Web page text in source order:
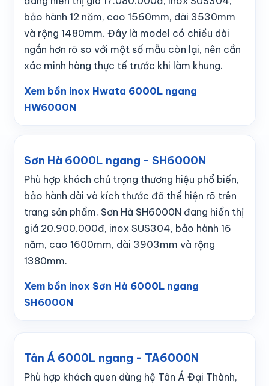
bảo hành 12 năm, cao 1560mm, dài 3530mm
và rộng 1480mm. Đây là model có chiều dài
ngắn hơn rõ so với một số mẫu còn lại, nên cần
xác minh hàng thực tế trước khi làm khung.
Xem bồn inox Hwata 6000L ngang
HW6000N
Sơn Hà 6000L ngang - SH6000N
Phù hợp khách chú trọng thương hiệu phổ biến,
bảo hành dài và kích thước đã thể hiện rõ trên
trang sản phẩm. Sơn Hà SH6000N đang hiển thị
giá 20.900.000đ, inox SUS304, bảo hành 16
năm, cao 1600mm, dài 3903mm và rộng
1380mm.
Xem bồn inox Sơn Hà 6000L ngang
SH6000N
Tân Á 6000L ngang - TA6000N
Phù hợp khách quen dùng hệ Tân Á Đại Thành,